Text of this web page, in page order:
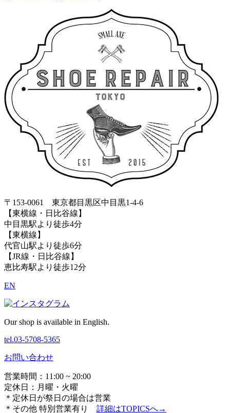
〒153-0061 東京都目黒区中目黒1-4-6
【東横線・日比谷線】
中目黒駅より徒歩4分
【東横線】
代官山駅より徒歩6分
【JR線・日比谷線】
恵比寿駅より徒歩12分
EN
Our shop is available in English.
tel.03-5708-5365
お問い合わせ
営業時間：11:00 ~ 20:00
定休日：月曜・火曜
＊定休日が祭日の場合は営業
＊その他 特別営業有り 詳細はTOPICSへ→